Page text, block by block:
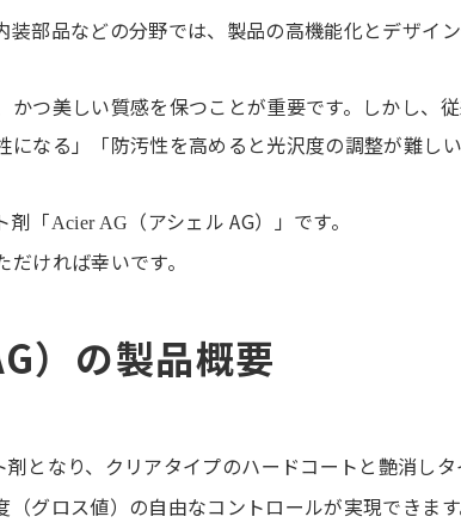
部品などの分野では、製品の高機能化とデザイ
つ美しい質感を保つことが重要です。しかし、
なる」「防汚性を高めると光沢度の調整が難し
剤「Acier AG
（アシェル AG）」です。
ければ幸いです。
）の製品概要
剤となり、クリアタイプのハードコートと艶消し
グロス値）の自由なコントロールが実現できま